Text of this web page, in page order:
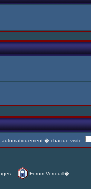
� chaque visite
Forum Verrouill�